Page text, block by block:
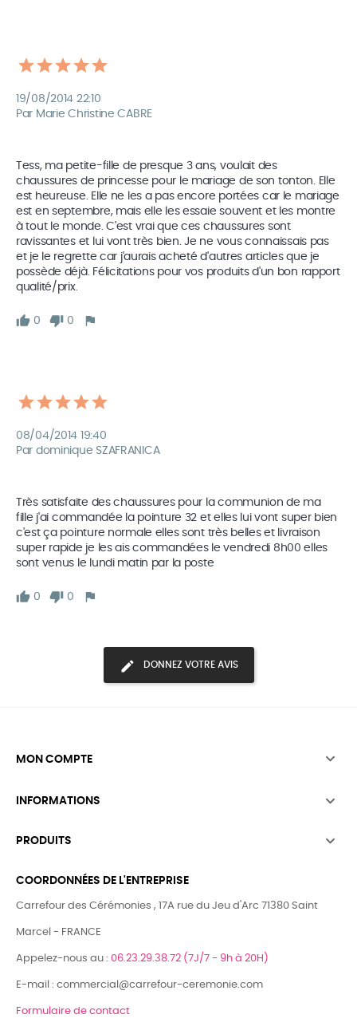
19/08/2014 22:10
Par Marie Christine CABRE
Tess, ma petite-fille de presque 3 ans, voulait des
chaussures de princesse pour le mariage de son tonton. Elle
est heureuse. Elle ne les a pas encore portées car le mariage
est en septembre, mais elle les essaie souvent et les montre
à tout le monde. C'est vrai que ces chaussures sont
ravissantes et lui vont très bien. Je ne vous connaissais pas
et je le regrette car j'aurais acheté d'autres articles que je
possède déjà. Félicitations pour vos produits d'un bon rapport
qualité/prix.
0 0
08/04/2014 19:40
Par dominique SZAFRANICA
Très satisfaite des chaussures pour la communion de ma
fille j'ai commandée la pointure 32 et elles lui vont super bien
c'est ça pointure normale elles sont très belles et livraison
super rapide je les ais commandées le vendredi 8h00 elles
sont venus le lundi matin par la poste
0 0
DONNEZ VOTRE AVIS
MON COMPTE 
INFORMATIONS 
PRODUITS 
COORDONNÉES DE L'ENTREPRISE
Carrefour des Cérémonies , 17A rue du Jeu d'Arc 71380 Saint
Marcel - FRANCE
Appelez-nous au : 06.23.29.38.72 (7J/7 - 9h à 20H)
E-mail : commercial@carrefour-ceremonie.com
Formulaire de contact